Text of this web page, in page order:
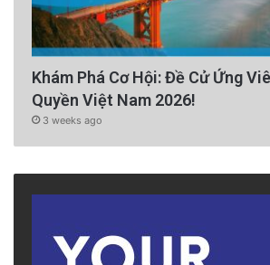
Khám Phá Cơ Hội: Đề Cử Ứng
Quyền Việt Nam 2026!
3 weeks ago